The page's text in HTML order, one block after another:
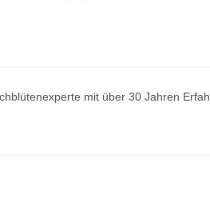
mit über 30 Jahren